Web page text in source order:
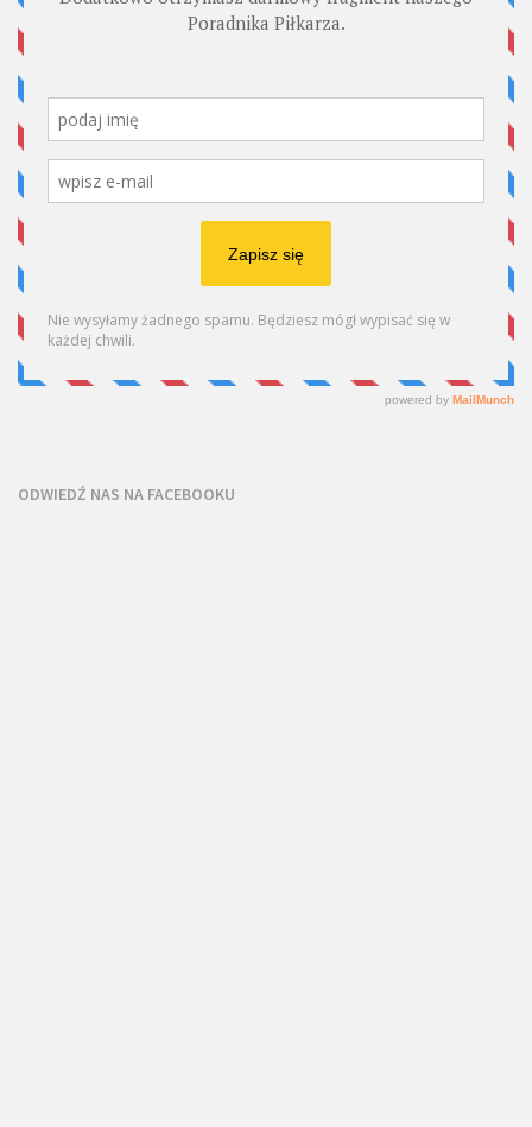
ODWIEDŹ NAS NA FACEBOOKU